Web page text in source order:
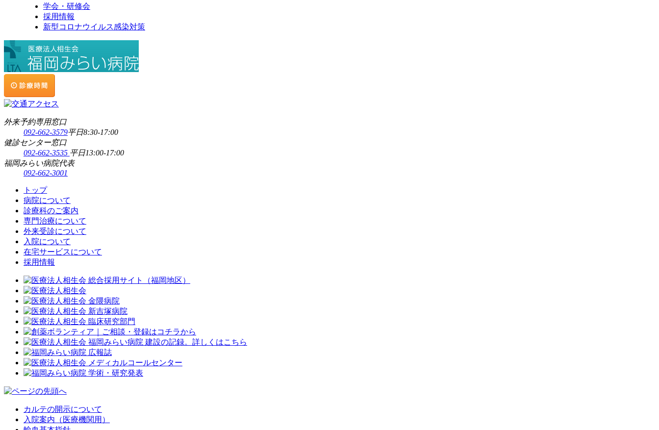
学会・研修会
採用情報
新型コロナウイルス感染対策
外来予約専用窓口
092-662-3579平日8:30-17:00
健診センター窓口
092-662-3535 平日13:00-17:00
福岡みらい病院代表
092-662-3001
トップ
病院について
診療科のご案内
専門治療について
外来受診について
入院について
在宅サービスについて
採用情報
カルテの開示について
入院案内（医療機関用）